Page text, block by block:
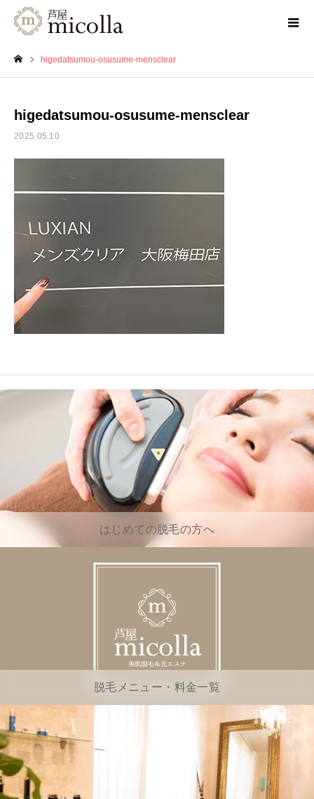
higedatsumou-osusume-mensclear
higedatsumou-osusume-mensclear
2025.05.10
はじめての脱毛の方へ
脱毛メニュー・料金一覧